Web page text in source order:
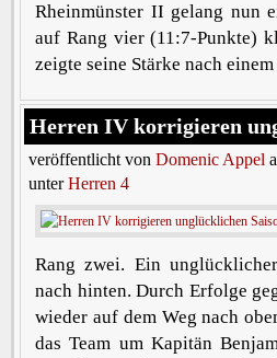
Rheinmünster II gelang nun
auf Rang vier (11:7-Punkte)
zeigte seine Stärke nach einem
Herren IV korrigieren
veröffentlicht von Domenic Appel
unterHerren 4
Rang zwei. Ein
nach hinten. Durch Erfolge
wieder auf dem Weg nach
das Team um Kapitän